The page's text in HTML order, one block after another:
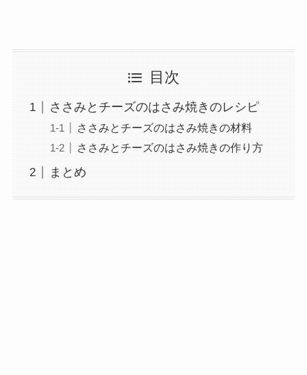
目次
ささみとチーズのはさみ焼きのレシピ
ささみとチーズのはさみ焼きの材料
ささみとチーズのはさみ焼きの作り方
まとめ